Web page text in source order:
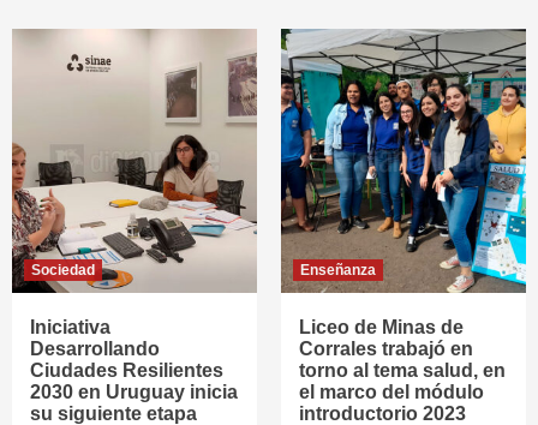
Sociedad
Iniciativa
Desarrollando
Ciudades Resilientes
2030 en Uruguay inicia
su siguiente etapa
Enseñanza
Liceo de Minas de
Corrales trabajó en
torno al tema salud, en
el marco del módulo
introductorio 2023